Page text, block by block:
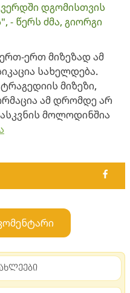
დგომისთვის
- წერს ძმა, გიორგი
ერთ მიზეზად ამ
სახელდება.
მიზეზი,
ამ დრომდე არ
მოლოდინშია